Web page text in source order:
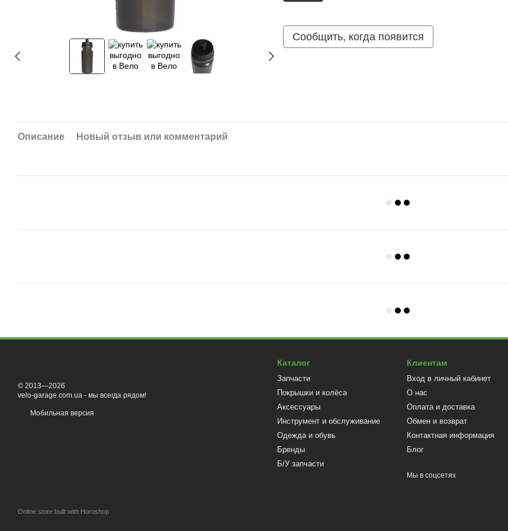
Сообщить, когда появится
Описание Новый отзыв или комментарий
© 2013—2026
velo-garage.com.ua - мы всегда рядом!
Мобильная версия
Online store built with Horoshop
Каталог
Запчасти
Покрышки и колёса
Аксессуары
Инструмент и обслуживание
Одежда и обувь
Бренды
Б/У запчасти
Клиентам
Вход в личный кабинет
О нас
Оплата и доставка
Обмен и возврат
Контактная информация
Блог
Мы в соцсетях